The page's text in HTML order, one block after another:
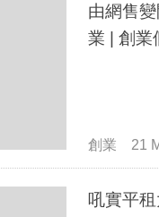
由網售
業 | 創業
創業 21
吼實平